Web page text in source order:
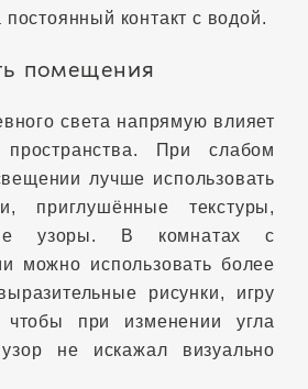
контакт с водой.
помещения
света напрямую влияет
При слабом
лучше использовать
приглушённые текстуры,
узоры. В комнатах с
можно использовать более
рисунки, игру
при изменении угла
не искажал визуально